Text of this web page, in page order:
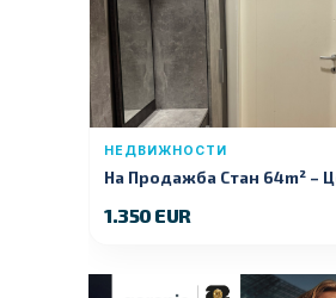
НЕДВИЖНОСТИ
На Продажба Стан 64m² –
1.350 EUR